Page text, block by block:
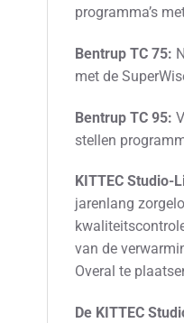
programma’s
Bentrup TC 75:
met de
Bentrup TC 95:
stellen
KITTEC Studio-
jarenlang
van de
Overal te
De KITTEC